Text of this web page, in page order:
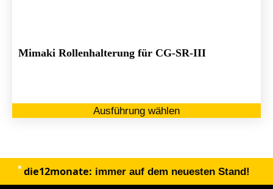
Mimaki Rollenhalterung für CG-SR-III
Ausführung wählen
die12monate: immer auf dem neuesten Stand!